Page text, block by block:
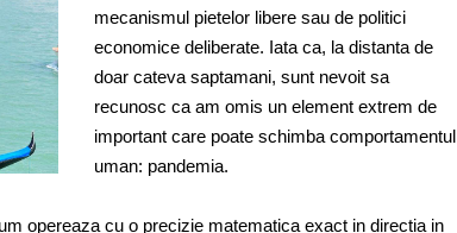
mecanismul pietelor libere sau de politici
economice deliberate. Iata ca, la distanta de
doar cateva saptamani, sunt nevoit sa
recunosc ca am omis un element extrem de
important care poate schimba comportamentul
uman: pandemia.
opereaza cu o precizie matematica exact in directia in